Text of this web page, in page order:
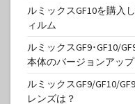
ルミックスGF10を購入
ィルム
ルミックスGF9･GF10/
本体のバージョンアップ
ルミックスGF9/GF10/
レンズは？